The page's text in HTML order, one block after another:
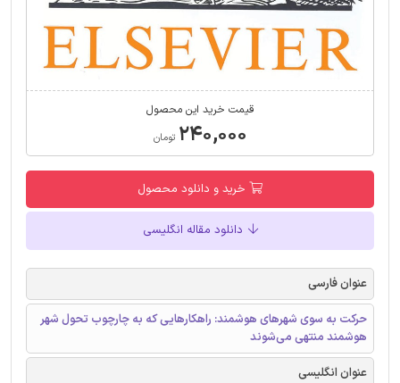
قیمت خرید این محصول
۲۴۰,۰۰۰ تومان
خرید و دانلود محصول
دانلود مقاله انگلیسی
عنوان فارسی
حرکت به سوی شهرهای هوشمند: راهکارهایی که به چارچوب تحول شهر
هوشمند منتهی می‌شوند
عنوان انگلیسی